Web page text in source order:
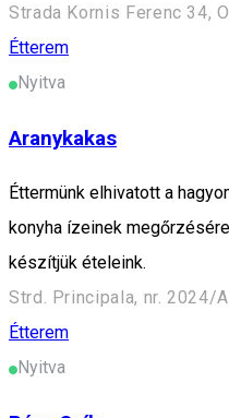
Étterem
Nyitva
Aranykakas
Éttermünk elhivatott a
konyha ízeinek
készítjük ételeink.
Étterem
Nyitva